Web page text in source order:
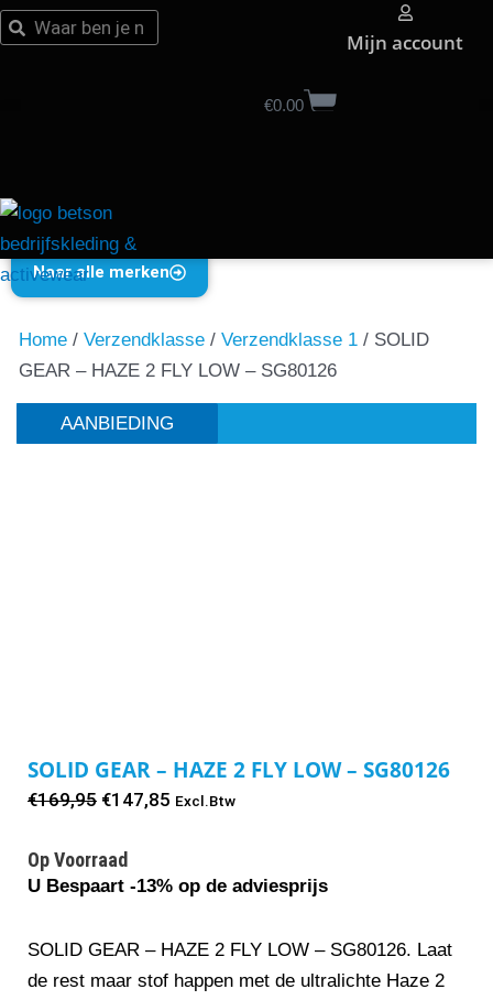
Ga
naar
Zoeken
Zoeken
Mijn account
€0,00
Naar alle merken
Home / Verzendklasse / Verzendklasse 1 / SOLID
GEAR – HAZE 2 FLY LOW – SG80126
AANBIEDING
SOLID GEAR – HAZE 2 FLY LOW – SG80126
€169,95 Oorspronkelijke
was:
€169,95.
€147,85 Huidige
€147,85.
Excl.Btw
Op Voorraad
U Bespaart -13% op de adviesprijs
SOLID GEAR – HAZE 2 FLY LOW – SG80126. Laat
de rest maar stof happen met de ultralichte Haze 2